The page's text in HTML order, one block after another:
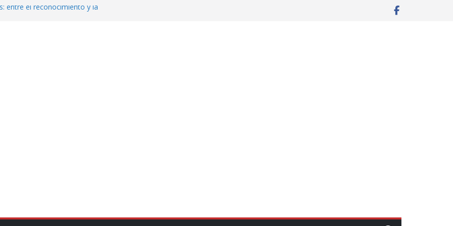
entre el reconocimiento y la
punzante a cuatro hombres